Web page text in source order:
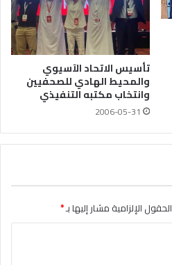
تأسيس الاتحاد الآسيوي
والمحيط الهادي للصحفيين
وانتخاب مكتبه التنفيذي
2006-05-31
الحقول الإلزامية مشار إليها بـ*